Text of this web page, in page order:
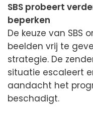
SBS probeert
beperken
De keuze van SBS
beelden vrij te
strategie. De
situatie escaleert
aandacht het
beschadigt.